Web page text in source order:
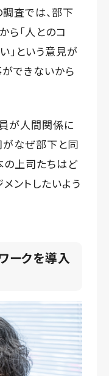
査では、部下
ら「人とのコ
」という意見が
できないから
が人間関係に
がなぜ部下と同
の上司たちはど
ントしたいよう
ークを導入